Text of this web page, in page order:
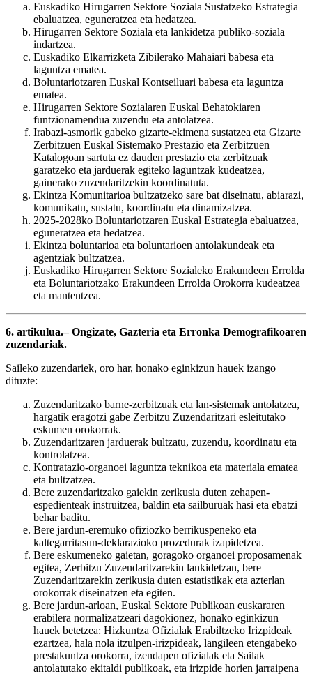
Euskadiko Hirugarren Sektore Soziala Sustatzeko Estrategia
ebaluatzea, eguneratzea eta hedatzea.
Hirugarren Sektore Soziala eta lankidetza publiko-soziala
indartzea.
Euskadiko Elkarrizketa Zibilerako Mahaiari babesa eta
laguntza ematea.
Boluntariotzaren Euskal Kontseiluari babesa eta laguntza
ematea.
Hirugarren Sektore Sozialaren Euskal Behatokiaren
funtzionamendua zuzendu eta antolatzea.
Irabazi-asmorik gabeko gizarte-ekimena sustatzea eta Gizarte
Zerbitzuen Euskal Sistemako Prestazio eta Zerbitzuen
Katalogoan sartuta ez dauden prestazio eta zerbitzuak
garatzeko eta jarduerak egiteko laguntzak kudeatzea,
gainerako zuzendaritzekin koordinatuta.
Ekintza Komunitarioa bultzatzeko sare bat diseinatu, abiarazi,
komunikatu, sustatu, koordinatu eta dinamizatzea.
2025-2028ko Boluntariotzaren Euskal Estrategia ebaluatzea,
eguneratzea eta hedatzea.
Ekintza boluntarioa eta boluntarioen antolakundeak eta
agentziak bultzatzea.
Euskadiko Hirugarren Sektore Sozialeko Erakundeen Errolda
eta Boluntariotzako Erakundeen Errolda Orokorra kudeatzea
eta mantentzea.
6. artikulua.– Ongizate, Gazteria eta Erronka Demografikoaren
zuzendariak.
Saileko zuzendariek, oro har, honako eginkizun hauek izango
dituzte:
Zuzendaritzako barne-zerbitzuak eta lan-sistemak antolatzea,
hargatik eragotzi gabe Zerbitzu Zuzendaritzari esleitutako
eskumen orokorrak.
Zuzendaritzaren jarduerak bultzatu, zuzendu, koordinatu eta
kontrolatzea.
Kontratazio-organoei laguntza teknikoa eta materiala ematea
eta bultzatzea.
Bere zuzendaritzako gaiekin zerikusia duten zehapen-
espedienteak instruitzea, baldin eta sailburuak hasi eta ebatzi
behar baditu.
Bere jardun-eremuko ofiziozko berrikuspeneko eta
kaltegarritasun-deklarazioko prozedurak izapidetzea.
Bere eskumeneko gaietan, goragoko organoei proposamenak
egitea, Zerbitzu Zuzendaritzarekin lankidetzan, bere
Zuzendaritzarekin zerikusia duten estatistikak eta azterlan
orokorrak diseinatzen eta egiten.
Bere jardun-arloan, Euskal Sektore Publikoan euskararen
erabilera normalizatzeari dagokionez, honako eginkizun
hauek betetzea: Hizkuntza Ofizialak Erabiltzeko Irizpideak
ezartzea, hala nola itzulpen-irizpideak, langileen etengabeko
prestakuntza orokorra, izendapen ofizialak eta Sailak
antolatutako ekitaldi publikoak, eta irizpide horien jarraipena